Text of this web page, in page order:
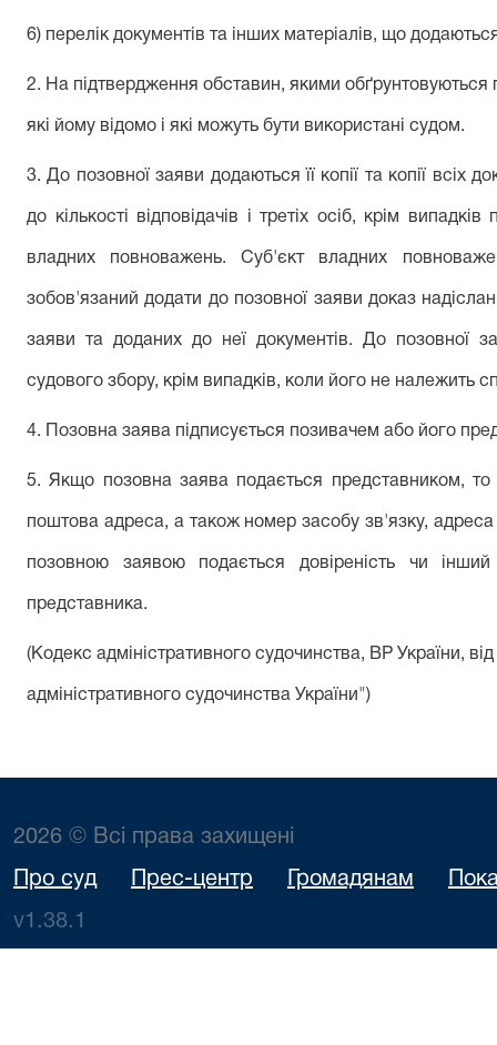
6) перелік документів та інших матеріалів, що
2. На підтвердження обставин, якими обґрунтовуються
які йому відомо і які можуть бути використані судом.
3. До позовної заяви додаються її копії та копії всіх
до кількості відповідачів і третіх осіб, крім
владних повноважень. Суб'єкт владних
зобов'язаний додати до позовної заяви доказ
заяви та доданих до неї документів. До позовної
судового збору, крім випадків, коли його не належить
4. Позовна заява підписується позивачем або його
5. Якщо позовна заява подається представником, то
поштова адреса, а також номер засобу зв'язку,
позовною заявою подається довіреність чи
представника.
(Кодекс адміністративного судочинства, ВР України,
адміністративного судочинства України")
2026 © Всі права захищені
Про суд Прес-центр Громадянам
v1.38.1